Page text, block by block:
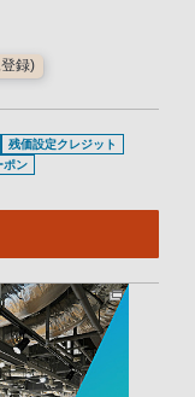
録)
残価設定クレジット
ポン